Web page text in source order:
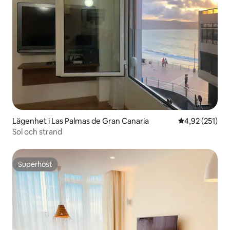
Lägenhet i Las Palmas de Gran Canaria 4,92 av 5 i
4,92 (251)
Sol och strand
Superhost
Superhost